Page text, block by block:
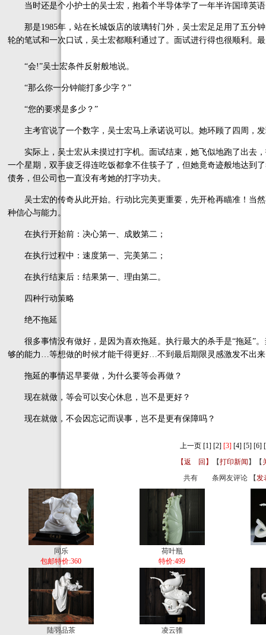
当时还是个小护士的吴士宏，抱着个半导体学了一年半许国璋英
那是1985年，站在长城饭店的玻璃转门外，吴士宏足足用了五分
轮的笔试和一次口试，吴士宏都顺利通过了。面试进行得也很顺利。
“会!”吴士宏条件反射般地说。
“那么你一分钟能打多少字？”
“您的要求是多少？”
主考官说了一个数字，吴士宏马上承诺说可以。她环顾了四周，
实际上，吴士宏从未摸过打字机。面试结束，她飞似地跑了出去，
一个星期，双手疲乏得连吃饭都拿不住筷子了，但她竟奇迹般地达到
债务，但公司也一直没有考她的打字功夫。
吴士宏的传奇从此开始。行动比完美更重要，先开枪再瞄准！当然
种信心与能力。
在执行开始前：决心第一、成败第二；
在执行过程中：速度第一、完美第二；
在执行结束后：结果第一、理由第二。
四种行动策略
绝不拖延
很多事情没有做好，是因为喜欢拖延。执行最大的杀手是“拖延”。
够的能力…等想做的时候才能干得更好…不到最后期限灵感激发不出
拖延的事情迟早要做，为什么要等会再做？
现在就做，等会可以安心休息，岂不是更好？
现在就做，不会因忘记而误事，岂不是更有保障吗？
上一页 [1] [2] [3] [4] [5] [6]
【返 回】
【打印新闻 】【
共有
条网友评论 【发
同乐
包邮特价:360
荷叶瓶
特价:499
陆羽品茶
凌云骓